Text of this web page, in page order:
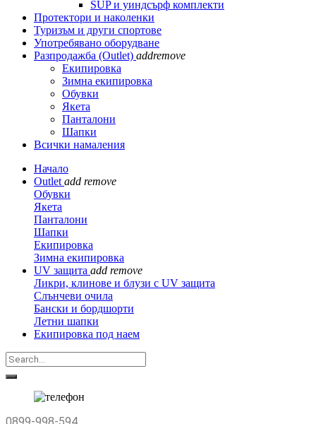
SUP и уиндсърф комплекти
Протектори и наколенки
Туризъм и други спортове
Употребявано оборудване
Разпродажба (Outlet) addremove
Екипировка
Зимна екипировка
Обувки
Якета
Панталони
Шапки
Всички намаления
Начало
Outlet add remove
Обувки
Якета
Панталони
Шапки
Екипировка
Зимна екипировка
UV защита add remove
Ликри, клинове и блузи с UV защита
Слънчеви очила
Бански и бордшорти
Летни шапки
Екипировка под наем